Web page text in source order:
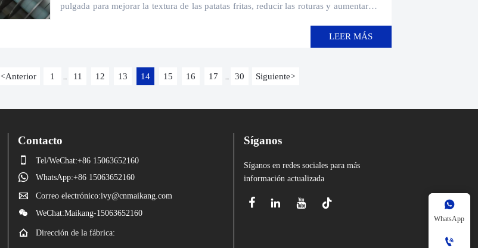
pulgada para mejorar la textura de las patatas fritas, reducir las roturas y aumentar la
LEER MÁS
<Anterior 1 11 12 13 14 15 16 17 30 Siguiente>
Contacto
 Tel/WeChat:+86 15063652160
 WhatsApp:+86 15063652160
 Correo electrónico:ivy@cnmaikang.com
 WeChat:Maikang-15063652160

Dirección de la fábrica:
Síganos
Síganos en redes sociales para más
información actualizada
    
WhatsApp
